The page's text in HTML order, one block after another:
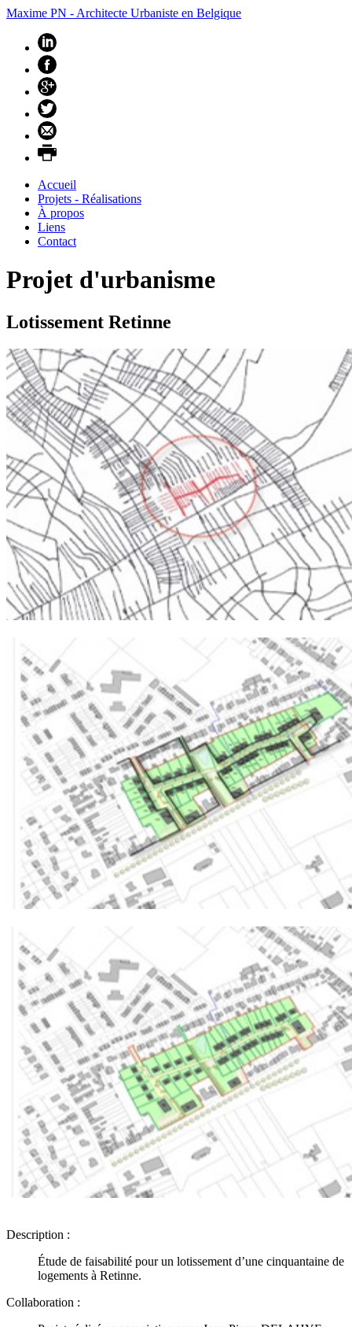
Maxime PN - Architecte Urbaniste en Belgique
Accueil
Projets - Réalisations
À propos
Liens
Contact
Projet d'urbanisme
Lotissement Retinne
Description :
Étude de faisabilité pour un lotissement d’une cinquantaine de
logements à Retinne.
Collaboration :